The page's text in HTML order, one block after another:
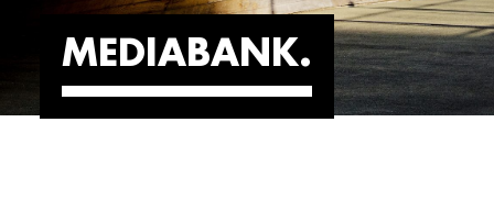
MEDIABANK